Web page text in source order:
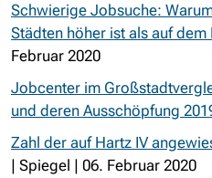
Schwierige Jobsuche:
Städten höher ist als auf dem
Februar 2020
Jobcenter im
und deren Ausschöpfung
Zahl der auf Hartz IV
| Spiegel | 06. Februar 2020